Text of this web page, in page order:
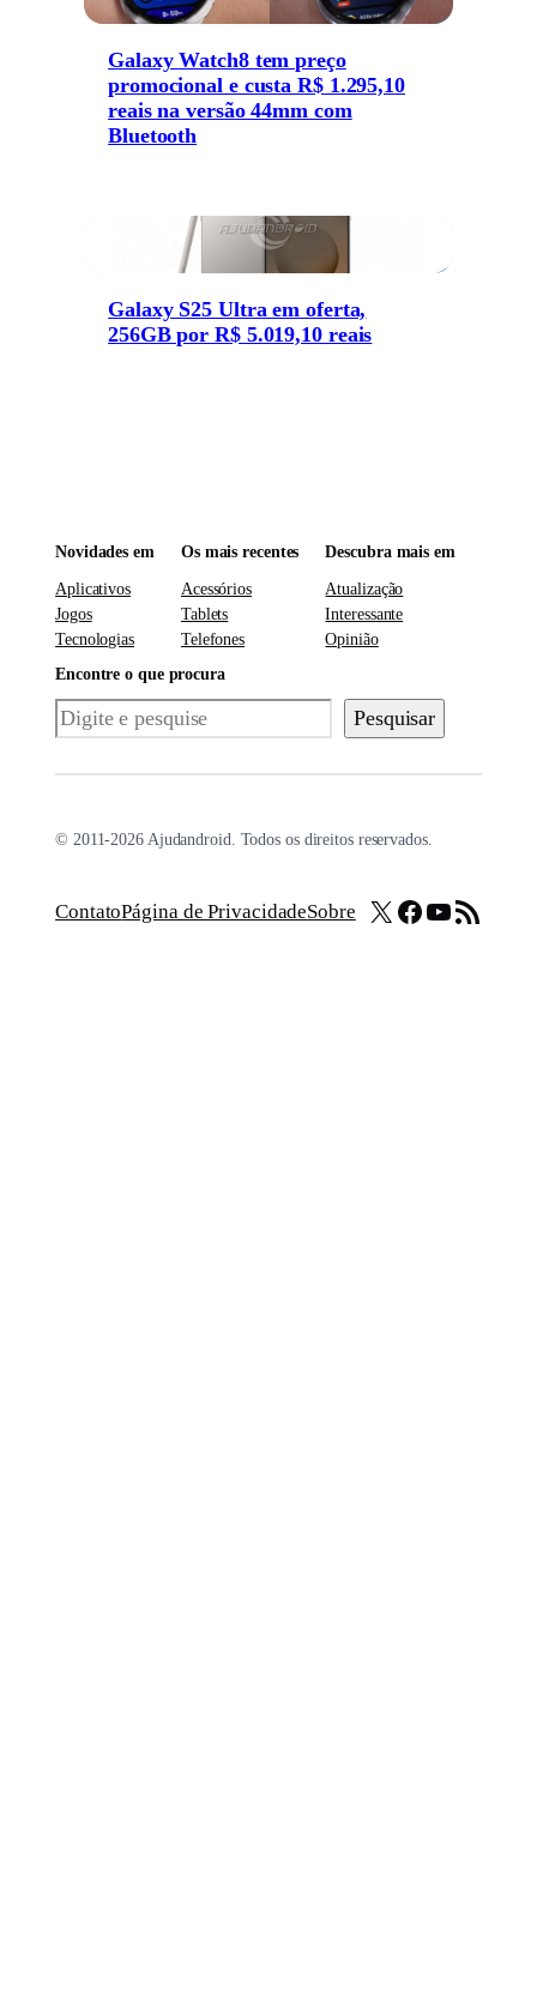
Galaxy Watch8 tem preço
promocional e custa R$ 1.295,10
reais na versão 44mm com
Bluetooth
Galaxy S25 Ultra em oferta,
256GB por R$ 5.019,10 reais
Novidades em
Aplicativos
Jogos
Tecnologias
Os mais recentes
Acessórios
Tablets
Telefones
Descubra mais em
Atualização
Interessante
Opinião
Encontre o que procura
Pesquisar Pesquisar
© 2011-2026 Ajudandroid. Todos os direitos reservados.
ContatoPágina de PrivacidadeSobre X Facebook
Youtube
Feed RSS